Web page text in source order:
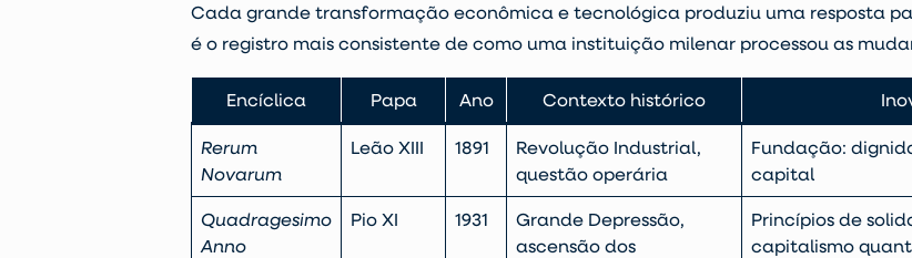
Cada grande transformação econômica e tecnológica produziu uma resposta
é o registro mais consistente de como uma instituição milenar processou as
Encíclica Papa Ano Contexto histórico
Rerum
Novarum
Leão XIII 1891
Revolução Industrial,
questão operária
Fundação:
capital
Quadragesimo
Anno
Pio XI 1931
Grande Depressão,
ascensão dos
Princípios de
capitalismo